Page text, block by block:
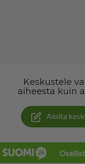
Keskustele
aiheesta kuin
Aloita